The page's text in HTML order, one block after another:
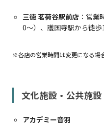
三徳 茗荷谷駅前店：営業
0～）、護国寺駅から徒
※各店の営業時間は変更になる場
文化施設・公共施設
アカデミー音羽